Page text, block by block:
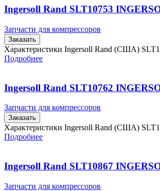
Ingersoll Rand SLT10753
Запчасти для компрессоров
Заказать
Характеристики Ingersoll Rand (США)
Подробнее
Ingersoll Rand SLT10762
Запчасти для компрессоров
Заказать
Характеристики Ingersoll Rand (США)
Подробнее
Ingersoll Rand SLT10867
Запчасти для компрессоров